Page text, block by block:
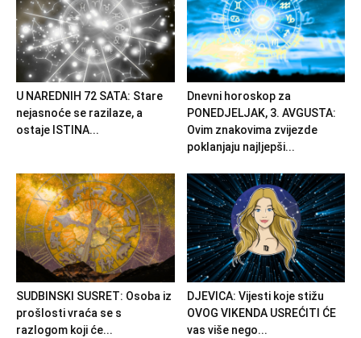
U NAREDNIH 72 SATA: Stare
nejasnoće se razilaze, a
ostaje ISTINA...
Dnevni horoskop za
PONEDJELJAK, 3. AVGUSTA:
Ovim znakovima zvijezde
poklanjaju najljepši...
SUDBINSKI SUSRET: Osoba iz
prošlosti vraća se s
razlogom koji će...
DJEVICA: Vijesti koje stižu
OVOG VIKENDA USREĆITI ĆE
vas više nego...